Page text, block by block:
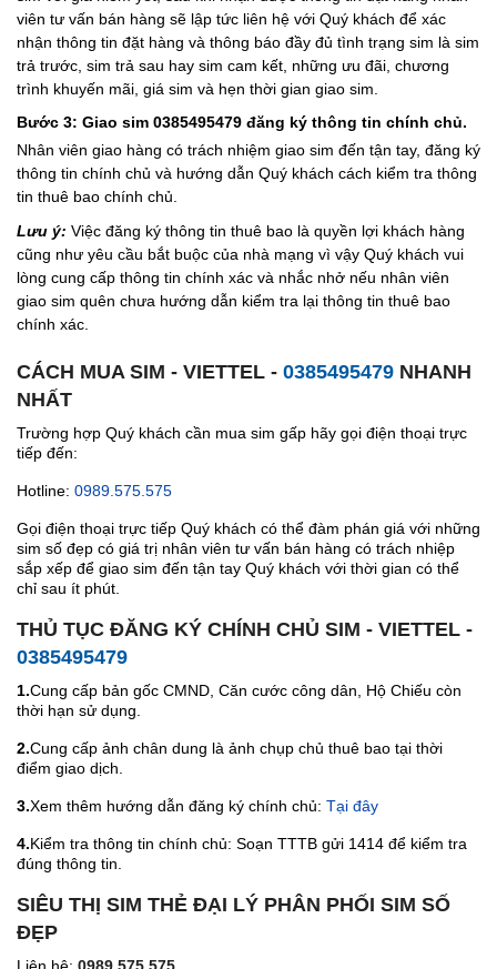
viên tư vấn bán hàng sẽ lập tức liên hệ với Quý khách để xác
nhận thông tin đặt hàng và thông báo đầy đủ tình trạng sim là sim
trả trước, sim trả sau hay sim cam kết, những ưu đãi, chương
trình khuyến mãi, giá sim và hẹn thời gian giao sim.
Bước 3: Giao sim 0385495479 đăng ký thông tin chính chủ.
Nhân viên giao hàng có trách nhiệm giao sim đến tận tay, đăng ký
thông tin chính chủ và hướng dẫn Quý khách cách kiểm tra thông
tin thuê bao chính chủ.
Lưu ý: Việc đăng ký thông tin thuê bao là quyền lợi khách hàng
cũng như yêu cầu bắt buộc của nhà mạng vì vậy Quý khách vui
lòng cung cấp thông tin chính xác và nhắc nhở nếu nhân viên
giao sim quên chưa hướng dẫn kiểm tra lại thông tin thuê bao
chính xác.
CÁCH MUA SIM - VIETTEL - 0385495479 NHANH
NHẤT
Trường hợp Quý khách cần mua sim gấp hãy gọi điện thoại trực
tiếp đến:
Hotline: 0989.575.575
Gọi điện thoại trực tiếp Quý khách có thể đàm phán giá với những
sim số đẹp có giá trị nhân viên tư vấn bán hàng có trách nhiệp
sắp xếp để giao sim đến tận tay Quý khách với thời gian có thể
chỉ sau ít phút.
THỦ TỤC ĐĂNG KÝ CHÍNH CHỦ SIM - VIETTEL -
0385495479
1.Cung cấp bản gốc CMND, Căn cước công dân, Hộ Chiếu còn
thời hạn sử dụng.
2.Cung cấp ảnh chân dung là ảnh chụp chủ thuê bao tại thời
điểm giao dịch.
3.Xem thêm hướng dẫn đăng ký chính chủ: Tại đây
4.Kiểm tra thông tin chính chủ: Soạn TTTB gửi 1414 để kiểm tra
đúng thông tin.
SIÊU THỊ SIM THẺ ĐẠI LÝ PHÂN PHỐI SIM SỐ
ĐẸP